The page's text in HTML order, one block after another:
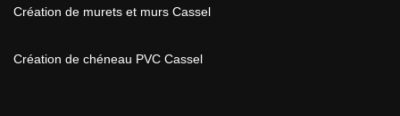
Création de murets et murs Cassel
Création de chéneau PVC Cassel